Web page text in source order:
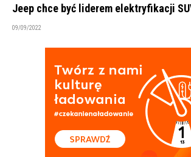
Jeep chce być liderem elektryfikacji
09/09/2022